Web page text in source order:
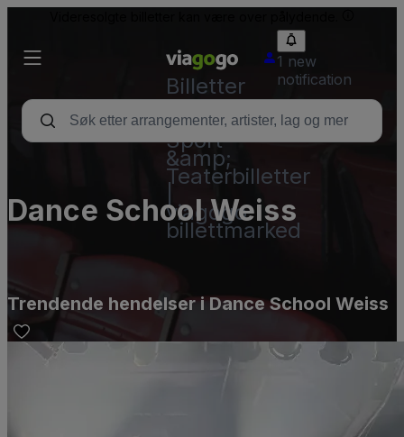
Billetter
–
Konsert,
Sport
&amp;
Teaterbilletter
viagogo
billettmarked
1 new
notification
Dance School Weiss
Trendende hendelser i Dance School Weiss